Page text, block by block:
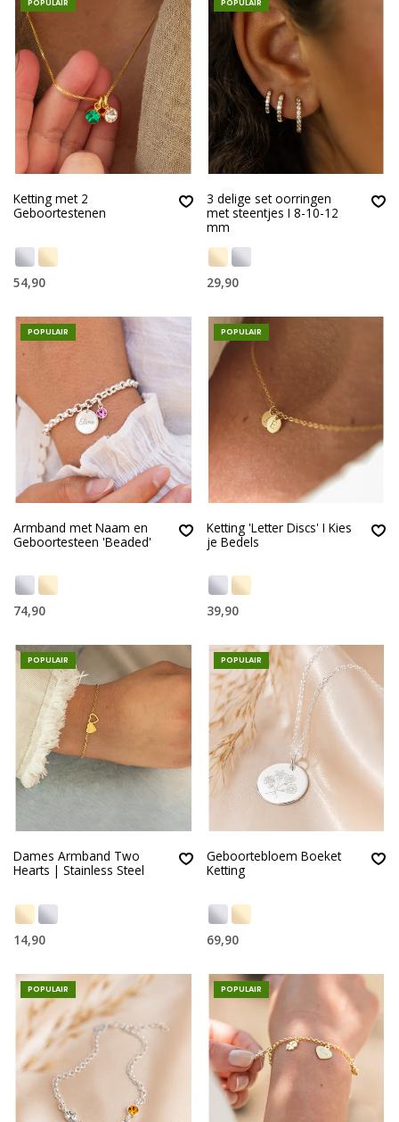
POPULAIR
Ketting met 2
Geboortestenen
54,90
POPULAIR
3 delige set oorringen
met steentjes I 8-10-12
mm
29,90
POPULAIR
Armband met Naam en
Geboortesteen 'Beaded'
74,90
POPULAIR
Ketting 'Letter Discs' I Kies
je Bedels
39,90
POPULAIR
Dames Armband Two
Hearts | Stainless Steel
14,90
POPULAIR
Geboortebloem Boeket
Ketting
69,90
POPULAIR POPULAIR